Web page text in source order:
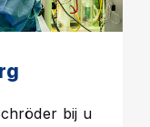
bij u